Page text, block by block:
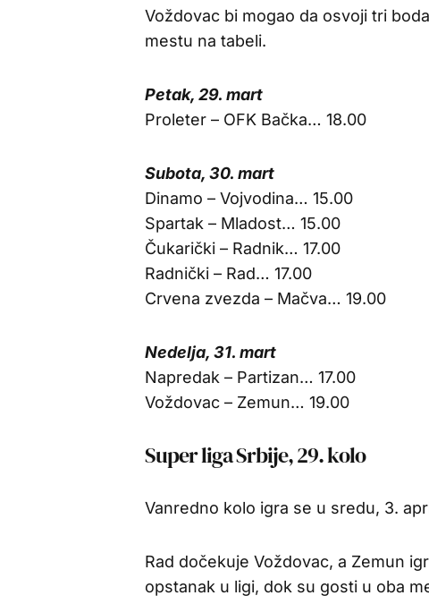
Voždovac bi mogao da osvoji tri
mestu na tabeli.
Petak, 29. mart
Proleter – OFK Bačka… 18.00
Subota, 30. mart
Dinamo – Vojvodina… 15.00
Spartak – Mladost… 15.00
Čukarički – Radnik… 17.00
Radnički – Rad… 17.00
Crvena zvezda – Mačva… 19.00
Nedelja, 31. mart
Napredak – Partizan… 17.00
Voždovac – Zemun… 19.00
Super liga Srbije, 29. kolo
Vanredno kolo igra se u sredu, 3.
Rad dočekuje Voždovac, a Zemun
opstanak u ligi, dok su gosti u oba